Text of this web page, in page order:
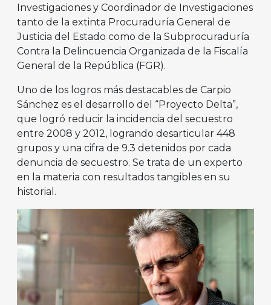
Investigaciones y Coordinador de Investigaciones
tanto de la extinta Procuraduría General de
Justicia del Estado como de la Subprocuraduría
Contra la Delincuencia Organizada de la Fiscalía
General de la República (FGR).
Uno de los logros más destacables de Carpio
Sánchez es el desarrollo del “Proyecto Delta”,
que logró reducir la incidencia del secuestro
entre 2008 y 2012, logrando desarticular 448
grupos y una cifra de 9.3 detenidos por cada
denuncia de secuestro. Se trata de un experto
en la materia con resultados tangibles en su
historial.